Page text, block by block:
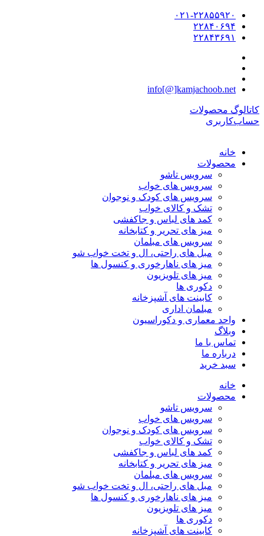
۰۲۱-۲۲۸۵۵۹۲۰
۲۲۸۴۰۶۹۴
۲۲۸۴۳۶۹۱
info[@]kamjachoob.net
کاتالوگ محصولات
حساب‌کاربری
خانه
محصولات
سرویس تاشو
سرویس های خواب
سرویس های کودک و نوجوان
تشک و کالای خواب
کمد های لباس و جاکفشی
میز های تحریر و کتابخانه
سرویس های مبلمان
مبل های راحتی، ال و تخت خواب شو
میز های ناهارخوری و کنسول ها
میز های تلویزیون
دکوری ها
کابینت های آشپزخانه
مبلمان اداری
واحد معماری و دکوراسیون
وبلاگ
تماس با ما
درباره ما
سبد خرید
خانه
محصولات
سرویس تاشو
سرویس های خواب
سرویس های کودک و نوجوان
تشک و کالای خواب
کمد های لباس و جاکفشی
میز های تحریر و کتابخانه
سرویس های مبلمان
مبل های راحتی، ال و تخت خواب شو
میز های ناهارخوری و کنسول ها
میز های تلویزیون
دکوری ها
کابینت های آشپزخانه